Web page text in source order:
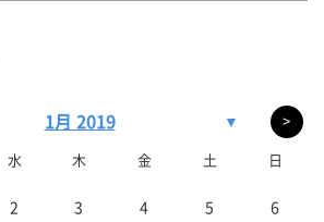
1月 2019 ▼ >
水 木 金 土 日
2 3 4 5 6